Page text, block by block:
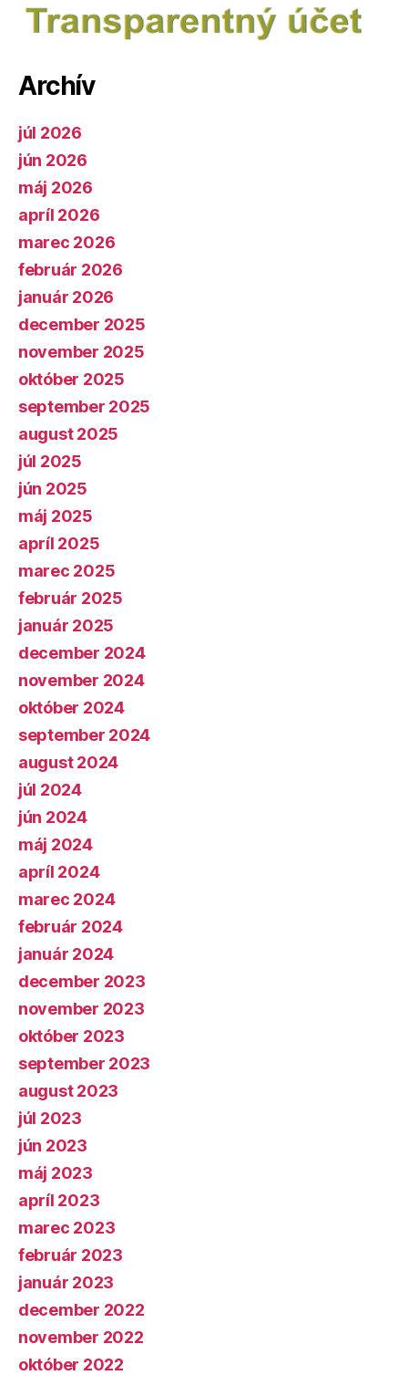
Archív
júl 2026
jún 2026
máj 2026
apríl 2026
marec 2026
február 2026
január 2026
december 2025
november 2025
október 2025
september 2025
august 2025
júl 2025
jún 2025
máj 2025
apríl 2025
marec 2025
február 2025
január 2025
december 2024
november 2024
október 2024
september 2024
august 2024
júl 2024
jún 2024
máj 2024
apríl 2024
marec 2024
február 2024
január 2024
december 2023
november 2023
október 2023
september 2023
august 2023
júl 2023
jún 2023
máj 2023
apríl 2023
marec 2023
február 2023
január 2023
december 2022
november 2022
október 2022